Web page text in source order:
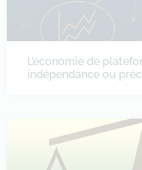
L’économie de
indépendance ou